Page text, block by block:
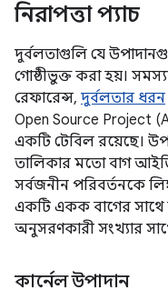
নিরাপত্তা প্যাচ
দুর্বলতাগুলি যে
গোষ্ঠীভুক্ত করা হয়।
রেফারেন্স, দুর্বলতার ধরন
Open Source Project
একটি টেবিল রয়েছে।
তালিকার মতো বাগ
সর্বজনীন পরিবর্তনকে
একটি একক বাগের
অনুসরণকারী সংখ্যার
কার্নেল উপাদান